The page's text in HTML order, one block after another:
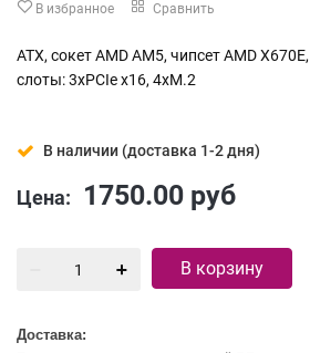
В избранное Сравнить
ATX, сокет AMD AM5, чипсет AMD
слоты: 3xPCIe x16, 4xM.2
В наличии (доставка 1-2 дня)
Цена: 1750.00 руб
В корзину
Доставка: